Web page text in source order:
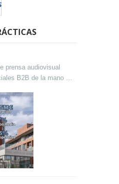
prensa audiovisual
B2B de la mano de